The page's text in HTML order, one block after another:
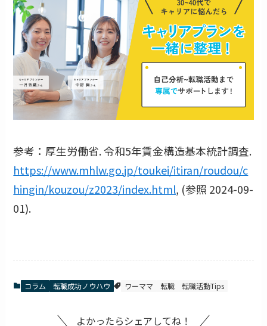
参考：厚生労働省. 令和5年賃金構造基本統計調査.
https://www.mhlw.go.jp/toukei/itiran/roudou/c
hingin/kouzou/z2023/index.html, (参照 2024-09-
01).
コラム 転職成功ノウハウ ワーママ 転職 転職活動Tips
よかったらシェアしてね！